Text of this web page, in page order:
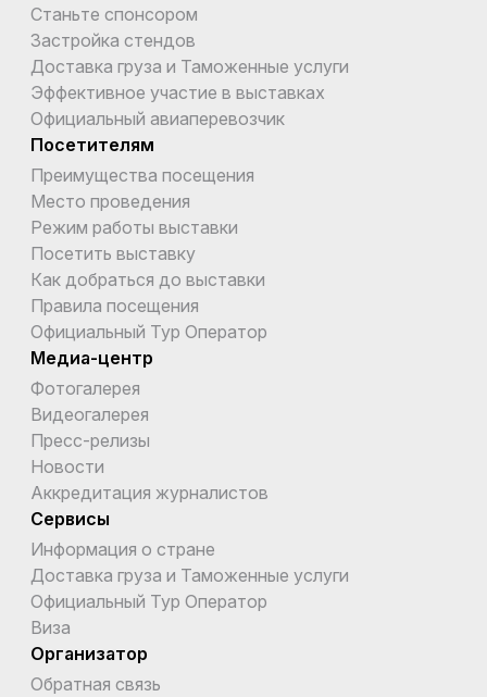
Станьте спонсором
Застройка стендов
Доставка груза и Таможенные услуги
Эффективное участие в выставках
Официальный авиаперевозчик
Посетителям
Преимущества посещения
Место проведения
Режим работы выставки
Посетить выставку
Как добраться до выставки
Правила посещения
Официальный Тур Оператор
Медиа-центр
Фотогалерея
Видеогалерея
Пресс-релизы
Новости
Аккредитация журналистов
Сервисы
Информация о стране
Доставка груза и Таможенные услуги
Официальный Тур Оператор
Виза
Организатор
Обратная связь